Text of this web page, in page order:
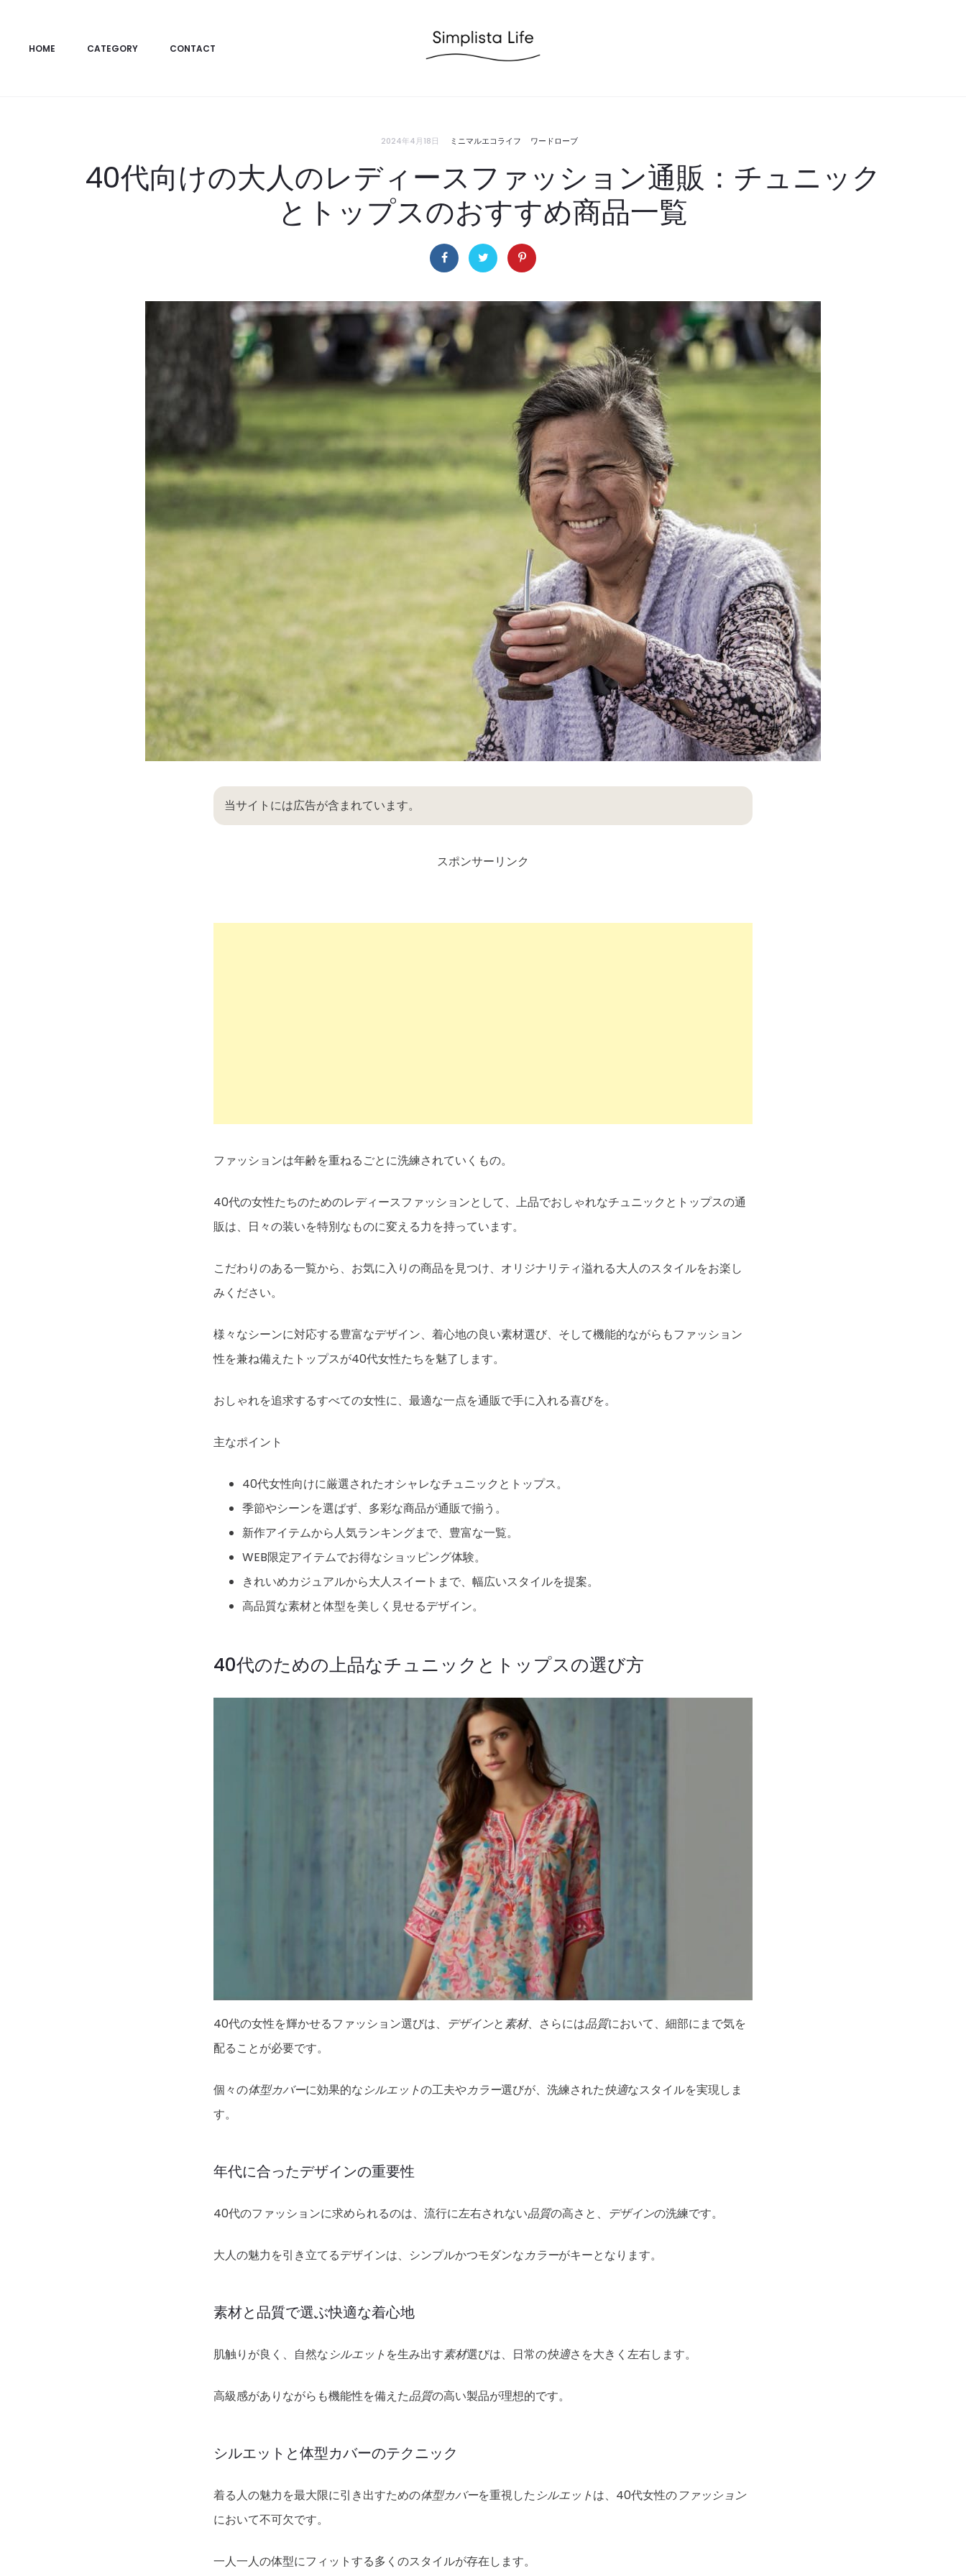
HOME CATEGORY CONTACT
2024年4月18日 ミニマルエコライフ ワードローブ
40代向けの大人のレディースファッション通販：チュニック
とトップスのおすすめ商品一覧
当サイトには広告が含まれています。
スポンサーリンク
ファッションは年齢を重ねるごとに洗練されていくもの。
40代の女性たちのためのレディースファッションとして、上品でおしゃれなチュニックとトップスの通
販は、日々の装いを特別なものに変える力を持っています。
こだわりのある一覧から、お気に入りの商品を見つけ、オリジナリティ溢れる大人のスタイルをお楽し
みください。
様々なシーンに対応する豊富なデザイン、着心地の良い素材選び、そして機能的ながらもファッション
性を兼ね備えたトップスが40代女性たちを魅了します。
おしゃれを追求するすべての女性に、最適な一点を通販で手に入れる喜びを。
主なポイント
40代女性向けに厳選されたオシャレなチュニックとトップス。
季節やシーンを選ばず、多彩な商品が通販で揃う。
新作アイテムから人気ランキングまで、豊富な一覧。
WEB限定アイテムでお得なショッピング体験。
きれいめカジュアルから大人スイートまで、幅広いスタイルを提案。
高品質な素材と体型を美しく見せるデザイン。
40代のための上品なチュニックとトップスの選び方
40代の女性を輝かせるファッション選びは、 デザインと素材、さらには品質において、細部にまで気を
配ることが必要です。
個々の体型カバーに効果的なシルエットの工夫やカラー選びが、洗練された快適なスタイルを実現しま
す。
年代に合ったデザインの重要性
40代のファッションに求められるのは、流行に左右されない品質の高さと、 デザインの洗練です。
大人の魅力を引き立てるデザインは、シンプルかつモダンなカラーがキーとなります。
素材と品質で選ぶ快適な着心地
肌触りが良く、自然なシルエット を生み出す素材選びは、日常の快適さを大きく左右します。
高級感がありながらも機能性を備えた品質の高い製品が理想的です。
シルエットと体型カバーのテクニック
着る人の魅力を最大限に引き出すための体型カバーを重視したシルエットは、40代女性のファッション
において不可欠です。
一人一人の体型にフィットする多くのスタイルが存在します。